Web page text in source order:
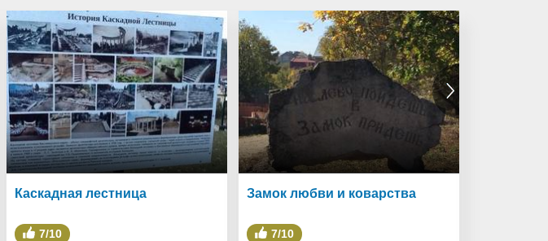
Каскадная лестница
7/10
Замок любви и коварства
7/10